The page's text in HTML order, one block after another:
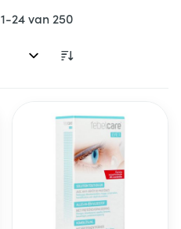
1-24van 250